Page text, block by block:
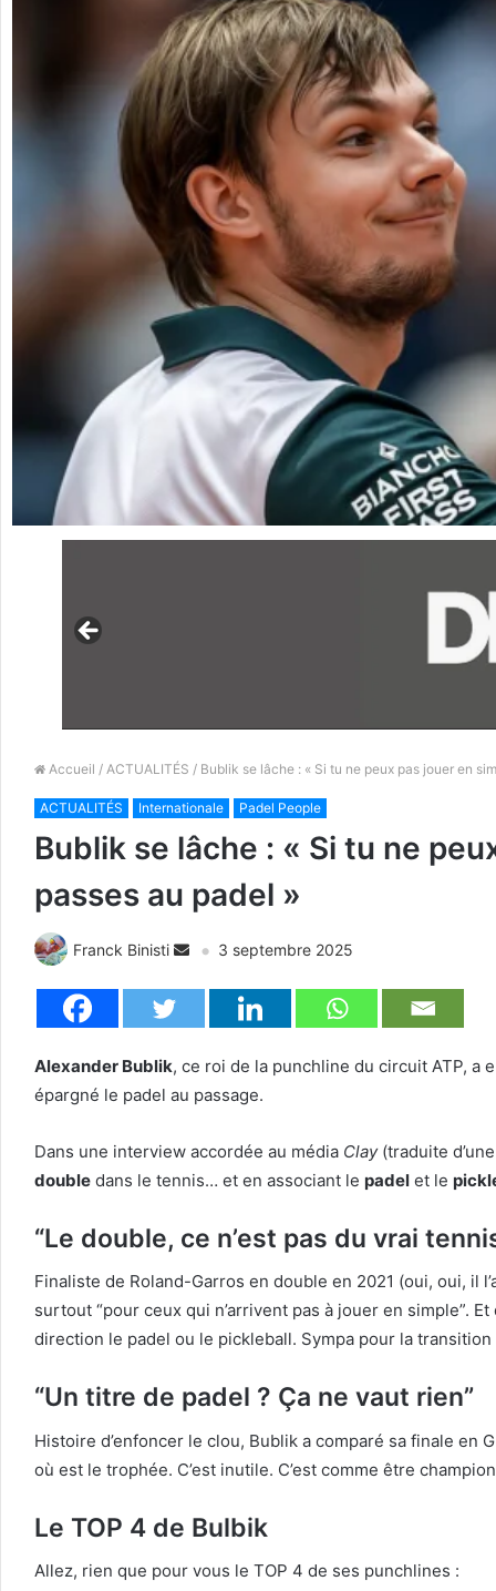
Accueil / ACTUALITÉS / Bublik se lâche : « Si tu ne peux pas jouer en
ACTUALITÉS Internationale Padel People
Bublik se lâche : « Si tu ne
passes au padel »
Franck Binisti 3 septembre 2025
Alexander Bublik, ce roi de la punchline du circuit ATP, a
épargné le padel au passage.
Dans une interview accordée au média Clay(traduite
double dans le tennis… et en associant le padel et le
“Le double, ce n’est pas du vrai
Finaliste de Roland-Garros en double en 2021 (oui, oui, il
surtout “pour ceux qui n’arrivent pas à jouer en simple”.
direction le padel ou le pickleball. Sympa pour la
“Un titre de padel ? Ça ne vaut rien”
Histoire d’enfoncer le clou, Bublik a comparé sa finale en
où est le trophée. C’est inutile. C’est comme être
Le TOP 4 de Bulbik
Allez, rien que pour vous le TOP 4 de ses punchlines :